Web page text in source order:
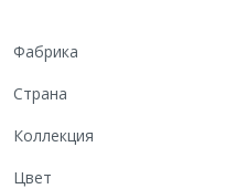
Фабрика
Страна
Коллекция
Цвет